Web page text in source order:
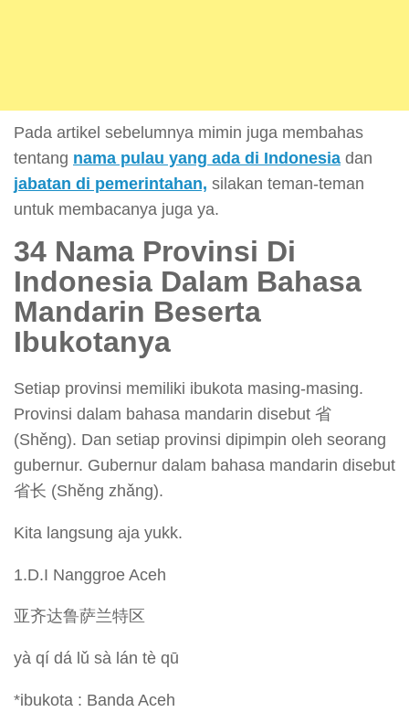
Pada artikel sebelumnya mimin juga membahas
tentang nama pulau yang ada di Indonesia dan
jabatan di pemerintahan, silakan teman-teman
untuk membacanya juga ya.
34 Nama Provinsi Di
Indonesia Dalam Bahasa
Mandarin Beserta
Ibukotanya
Setiap provinsi memiliki ibukota masing-masing.
Provinsi dalam bahasa mandarin disebut 省
(Shěng). Dan setiap provinsi dipimpin oleh seorang
gubernur. Gubernur dalam bahasa mandarin disebut
省长 (Shěng zhǎng).
Kita langsung aja yukk.
1.D.I Nanggroe Aceh
亚齐达鲁萨兰特区
yà qí dá lǔ sà lán tè qū
*ibukota : Banda Aceh